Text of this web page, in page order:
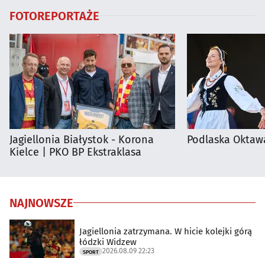
FOTOREPORTAŻE
Jagiellonia Białystok - Korona
Kielce | PKO BP Ekstraklasa
Podlaska
NAJNOWSZE
Jagiellonia zatrzymana. W hicie kolejki górą
łódzki Widzew
SPORT 2026.08.09 22:23